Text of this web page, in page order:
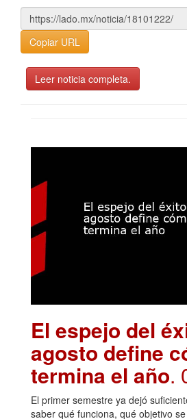
Copiar URL
Leer noticia completa.
El espejo del
agosto define
termina el año.
El primer semestre ya dejó
saber qué funciona, qué objetivo